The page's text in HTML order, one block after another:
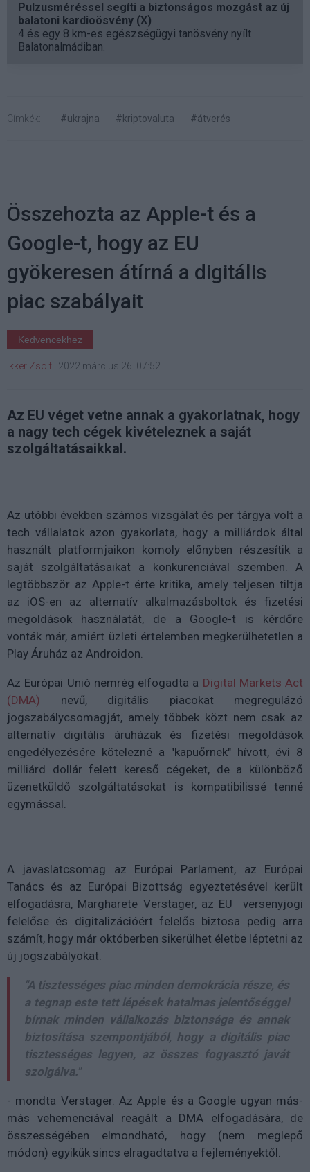
Pulzusméréssel segíti a biztonságos mozgást az új
balatoni kardioösvény (X)
4 és egy 8 km-es egészségügyi tanösvény nyílt
Balatonalmádiban.
Címkék: #ukrajna #kriptovaluta #átverés
Összehozta az Apple-t és a
Google-t, hogy az EU
gyökeresen átírná a digitális
piac szabályait
Kedvencekhez
Ikker Zsolt 2022 március 26. 07:52
Az EU véget vetne annak a gyakorlatnak, hogy
a nagy tech cégek kivételeznek a saját
szolgáltatásaikkal.
Az utóbbi években számos vizsgálat és per tárgya volt a
tech vállalatok azon gyakorlata, hogy a milliárdok által
használt platformjaikon komoly előnyben részesítik a
saját szolgáltatásaikat a konkurenciával szemben. A
legtöbbször az Apple-t érte kritika, amely teljesen tiltja
az iOS-en az alternatív alkalmazásboltok és fizetési
megoldások használatát, de a Google-t is kérdőre
vonták már, amiért üzleti értelemben megkerülhetetlen a
Play Áruház az Androidon.
Az Európai Unió nemrég elfogadta a Digital Markets Act
(DMA) nevű, digitális piacokat megregulázó
jogszabálycsomagját, amely többek közt nem csak az
alternatív digitális áruházak és fizetési megoldások
engedélyezésére kötelezné a "kapuőrnek" hívott, évi 8
milliárd dollár felett kereső cégeket, de a különböző
üzenetküldő szolgáltatásokat is kompatibilissé tenné
egymással.
A javaslatcsomag az Európai Parlament, az Európai
Tanács és az Európai Bizottság egyeztetésével került
elfogadásra, Margharete Verstager, az EU versenyjogi
felelőse és digitalizációért felelős biztosa pedig arra
számít, hogy már októberben sikerülhet életbe léptetni az
új jogszabályokat.
"A tisztességes piac minden demokrácia része, és
a tegnap este tett lépések hatalmas jelentőséggel
bírnak minden vállalkozás biztonsága és annak
biztosítása szempontjából, hogy a digitális piac
tisztességes legyen, az összes fogyasztó javát
szolgálva."
- mondta Verstager. Az Apple és a Google ugyan más-
más vehemenciával reagált a DMA elfogadására, de
összességében elmondható, hogy (nem meglepő
módon) egyikük sincs elragadtatva a fejleményektől.